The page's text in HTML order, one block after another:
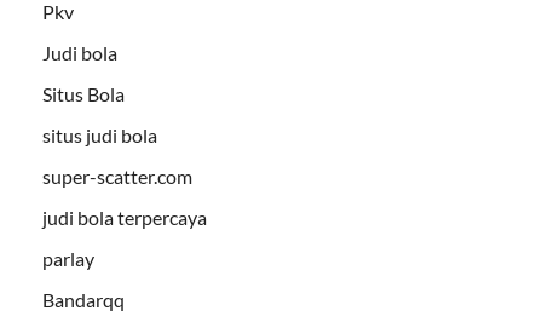
Pkv
Judi bola
Situs Bola
situs judi bola
super-scatter.com
judi bola terpercaya
parlay
Bandarqq